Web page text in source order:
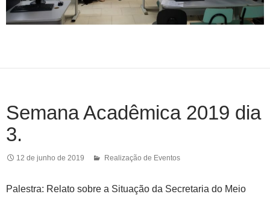
Semana Acadêmica 2019 dia
3.
12 de junho de 2019 Realização de Eventos
Palestra: Relato sobre a Situação da Secretaria do Meio